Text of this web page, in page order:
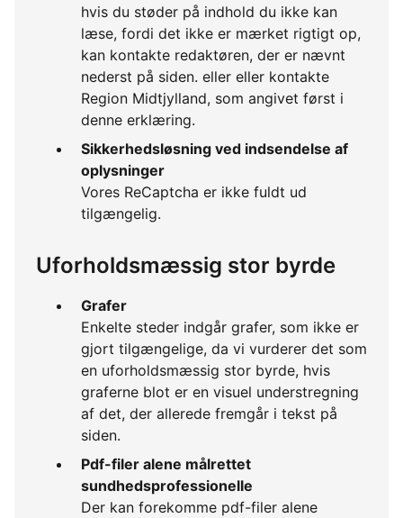
hvis du støder på indhold du ikke kan
læse, fordi det ikke er mærket rigtigt op,
kan kontakte redaktøren, der er nævnt
nederst på siden. eller eller kontakte
Region Midtjylland, som angivet først i
denne erklæring.
Sikkerhedsløsning ved indsendelse af
oplysninger
Vores ReCaptcha er ikke fuldt ud
tilgængelig.
Uforholdsmæssig stor byrde
Grafer
Enkelte steder indgår grafer, som ikke er
gjort tilgængelige, da vi vurderer det som
en uforholdsmæssig stor byrde, hvis
graferne blot er en visuel understregning
af det, der allerede fremgår i tekst på
siden.
Pdf-filer alene målrettet
sundhedsprofessionelle
Der kan forekomme pdf-filer alene